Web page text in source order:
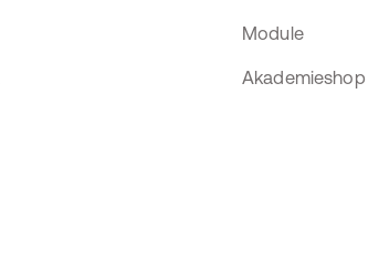
Module
Akademieshop